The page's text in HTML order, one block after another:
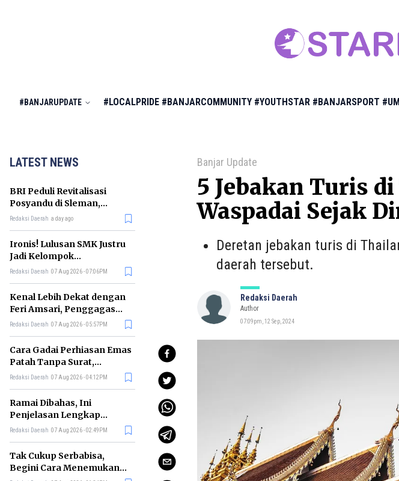
#BANJARUPDATE #LOCALPRIDE #BANJARCOMMUNITY #YOUTHSTAR #BANJARSPORT
LATEST NEWS
BRI Peduli Revitalisasi
Posyandu di Sleman,
Dorong Penurunan
Redaksi Daerah a day ago
Ironis! Lulusan SMK Justru
Jadi Kelompok
Pengangguran Terbanyak
Redaksi Daerah 07 Aug 2026 - 07:06PM
Kenal Lebih Dekat dengan
Feri Amsari, Penggagas
Kabinet Bayangan
Redaksi Daerah 07 Aug 2026 - 05:57PM
Cara Gadai Perhiasan Emas
Patah Tanpa Surat,
Ternyata Tetap Bisa!
Redaksi Daerah 07 Aug 2026 - 04:12PM
Ramai Dibahas, Ini
Penjelasan Lengkap
tentang Konsep Kabinet
Redaksi Daerah 07 Aug 2026 - 02:49PM
Tak Cukup Serbabisa,
Begini Cara Menemukan
Banjar Update
5 Jebakan Turis
Waspadai Sejak
Deretan jebakan turis di
daerah tersebut.
Redaksi Daerah
Author
07:09pm, 12 Sep, 2024